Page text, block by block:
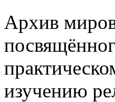
Архив
изучению